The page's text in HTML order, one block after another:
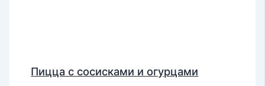
Пицца с сосисками и огурцами